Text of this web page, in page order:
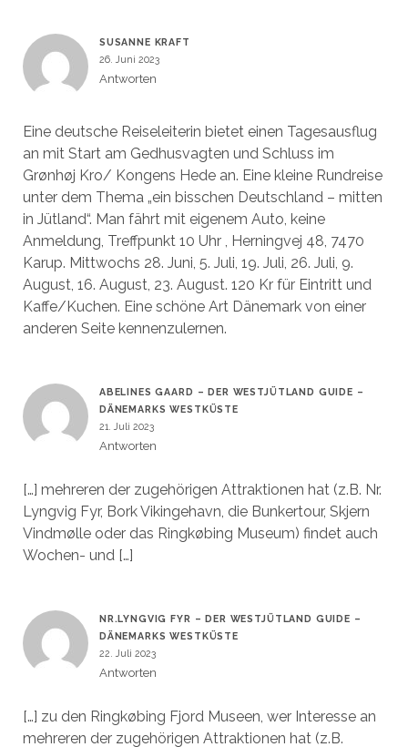
SUSANNE KRAFT
26. Juni 2023
Antworten
Eine deutsche Reiseleiterin bietet einen Tagesausflug
an mit Start am Gedhusvagten und Schluss im
Grønhøj Kro/ Kongens Hede an. Eine kleine Rundreise
unter dem Thema „ein bisschen Deutschland – mitten
in Jütland“. Man fährt mit eigenem Auto, keine
Anmeldung, Treffpunkt 10 Uhr , Herningvej 48, 7470
Karup. Mittwochs 28. Juni, 5. Juli, 19. Juli, 26. Juli, 9.
August, 16. August, 23. August. 120 Kr für Eintritt und
Kaffe/Kuchen. Eine schöne Art Dänemark von einer
anderen Seite kennenzulernen.
ABELINES GAARD – DER WESTJÜTLAND GUIDE –
DÄNEMARKS WESTKÜSTE
21. Juli 2023
Antworten
[…] mehreren der zugehörigen Attraktionen hat (z.B. Nr.
Lyngvig Fyr, Bork Vikingehavn, die Bunkertour, Skjern
Vindmølle oder das Ringkøbing Museum) findet auch
Wochen- und […]
NR.LYNGVIG FYR – DER WESTJÜTLAND GUIDE –
DÄNEMARKS WESTKÜSTE
22. Juli 2023
Antworten
[…] zu den Ringkøbing Fjord Museen, wer Interesse an
mehreren der zugehörigen Attraktionen hat (z.B.